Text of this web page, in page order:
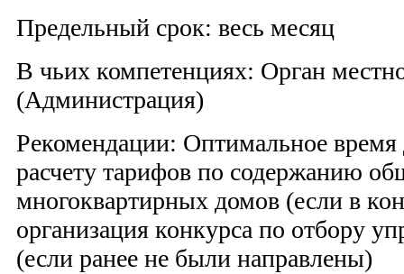
Предельный срок: весь месяц
В чьих компетенциях: Орган
(Администрация)
Рекомендации: Оптимальное время
расчету тарифов по содержанию
многоквартирных домов (если в
организация конкурса по отбору
(если ранее не были направлены)